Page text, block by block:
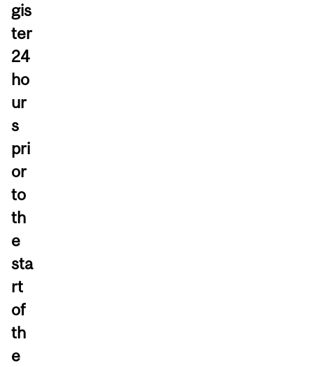
gis
ter
24
ho
ur
s
pri
or
to
th
e
sta
rt
of
th
e